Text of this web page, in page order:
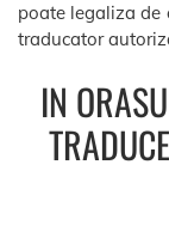
poate legaliza de
traducator
IN